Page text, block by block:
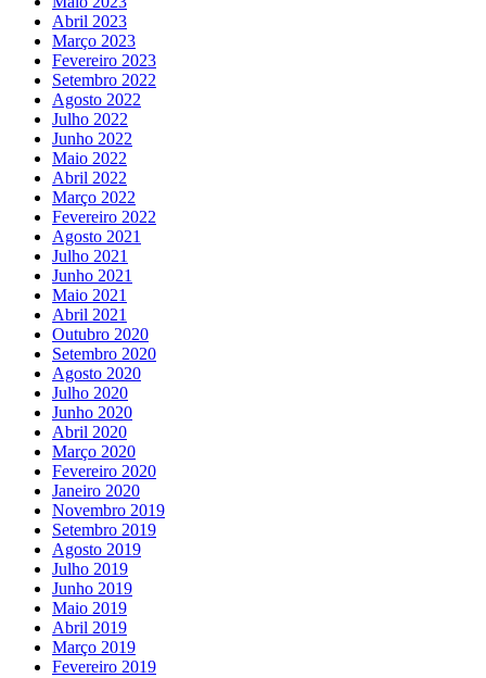
Abril 2023
Março 2023
Fevereiro 2023
Setembro 2022
Agosto 2022
Julho 2022
Junho 2022
Maio 2022
Abril 2022
Março 2022
Fevereiro 2022
Agosto 2021
Julho 2021
Junho 2021
Maio 2021
Abril 2021
Outubro 2020
Setembro 2020
Agosto 2020
Julho 2020
Junho 2020
Abril 2020
Março 2020
Fevereiro 2020
Janeiro 2020
Novembro 2019
Setembro 2019
Agosto 2019
Julho 2019
Junho 2019
Maio 2019
Abril 2019
Março 2019
Fevereiro 2019